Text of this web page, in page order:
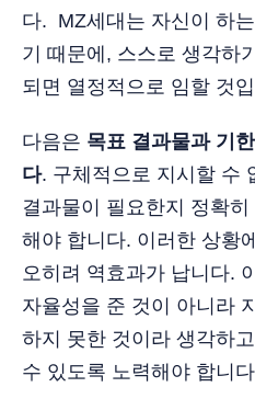
다. MZ세대는 자신이 하
기 때문에, 스스로 생각하
되면 열정적으로 임할 것
다음은 목표 결과물과 기
다. 구체적으로 지시할 수
결과물이 필요한지 정확
해야 합니다. 이러한 상황
오히려 역효과가 납니다.
자율성을 준 것이 아니라
하지 못한 것이라 생각하
수 있도록 노력해야 합니